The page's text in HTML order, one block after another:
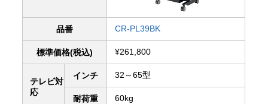
品番 CR-PL39BK
標準価格(税込) ¥261,800
テレビ対
応
インチ 32～65型
耐荷重 60kg